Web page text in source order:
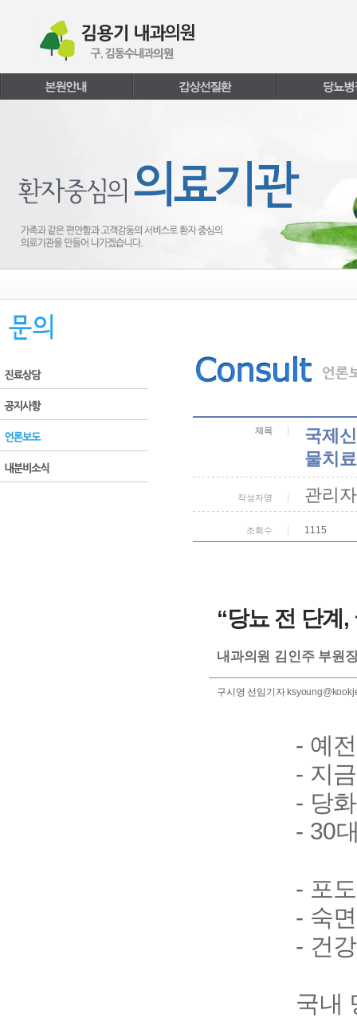
제목
국제
물치
작성자명 관리자
조회수 1115
“당뇨 전 단계
내과의원 김인주 부원
구시영 선임기자
- 예
- 지
- 당
- 30
- 포
- 숙
- 건
국내